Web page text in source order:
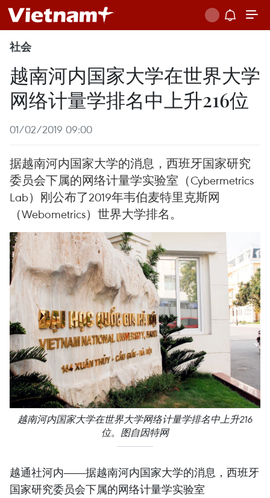
社会
越南河内国家大学在世界大学
网络计量学排名中上升216位
01/02/2019 09:00
据越南河内国家大学的消息，西班牙国家研究
委员会下属的网络计量学实验室（Cybermetrics
Lab）刚公布了2019年韦伯麦特里克斯网
（Webometrics）世界大学排名。
越南河内国家大学在世界大学网络计量学排名中上升216
位。图自因特网
越通社河内——据越南河内国家大学的消息，西班牙
国家研究委员会下属的网络计量学实验室